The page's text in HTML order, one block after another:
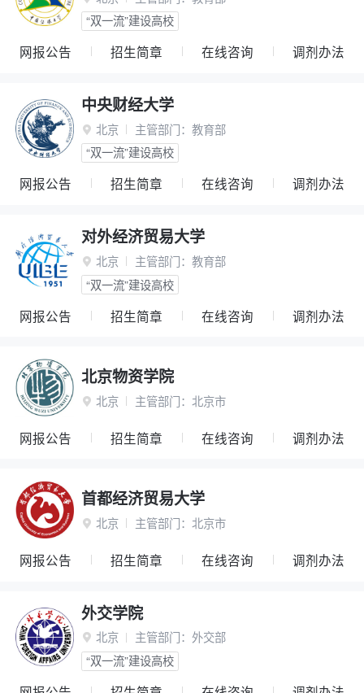
“双一流”建设高校
网报公告 招生简章 在线咨询 调剂办法
中央财经大学
 北京 主管部门： 教育部
“双一流”建设高校
网报公告 招生简章 在线咨询 调剂办法
对外经济贸易大学
 北京 主管部门： 教育部
“双一流”建设高校
网报公告 招生简章 在线咨询 调剂办法
北京物资学院
 北京 主管部门： 北京市
网报公告 招生简章 在线咨询 调剂办法
首都经济贸易大学
 北京 主管部门： 北京市
网报公告 招生简章 在线咨询 调剂办法
外交学院
 北京 主管部门： 外交部
“双一流”建设高校